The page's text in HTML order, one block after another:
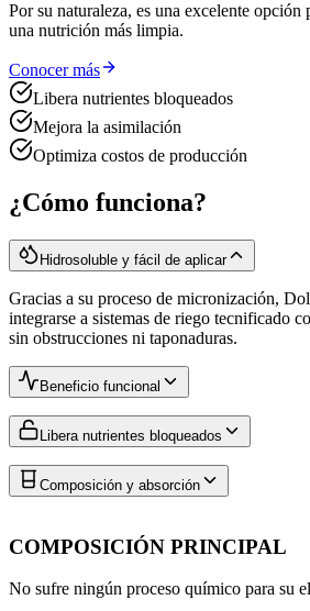
Por su naturaleza, es una excelente opción
una nutrición más limpia.
Conocer más
Libera nutrientes bloqueados
Mejora la asimilación
Optimiza costos de producción
¿Cómo funciona?
Hidrosoluble y fácil de aplicar
Gracias a su proceso de micronización,
integrarse a sistemas de riego tecnificado
sin obstrucciones ni taponaduras.
Beneficio funcional
Libera nutrientes bloqueados
Composición y absorción
COMPOSICIÓN PRINCIPAL
No sufre ningún proceso químico para su